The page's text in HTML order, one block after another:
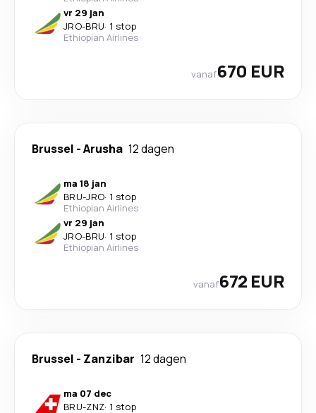
vr 29 jan
JRO-BRU· 1 stop
Ethiopian Airlines
vanaf670 EUR
Brussel -Arusha 12 dagen
ma 18 jan
BRU-JRO· 1 stop
Ethiopian Airlines
vr 29 jan
JRO-BRU· 1 stop
Ethiopian Airlines
vanaf672 EUR
Brussel - Zanzibar 12 dagen
ma 07 dec
BRU-ZNZ· 1 stop